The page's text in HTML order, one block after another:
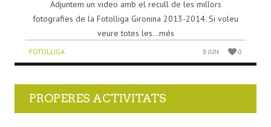
Adjuntem un video amb el recull de les millors
fotografies de la Fotolliga Gironina 2013-2014. Si voleu
veure totes les...més
FOTOLLIGA 8 JUN 0
PROPERES ACTIVITATS